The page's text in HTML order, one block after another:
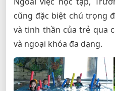
cũng đặc biệt chú trọng
và tinh thần của trẻ qua
và ngoại khóa đa dạng.